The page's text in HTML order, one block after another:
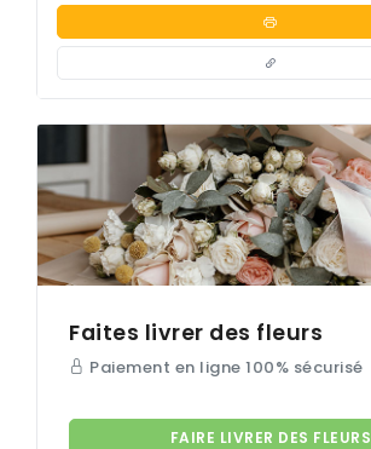
Faites livrer des fleurs
Paiement en ligne 100% sécurisé
FAIRE LIVRER DES FLEURS